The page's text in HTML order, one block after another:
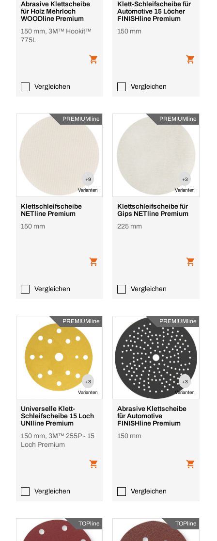
Abrasive Klettscheibe
für Holz Mehrloch
WOODline Premium
150 mm, 3M™ Hookit™
775L
Vergleichen
Klett-Schleifscheibe für
Automotive 15 Löcher
FINISHline Premium
150 mm
Vergleichen
PREMIUMline
+9
Varianten
Klettschleifscheibe
NETline Premium
150 mm
Vergleichen
PREMIUMline
+3
Varianten
Klettschleifscheibe für
Gips NETline Premium
225 mm
Vergleichen
PREMIUMline
+3
Varianten
Universelle Klett-
Schleifscheibe 15 Loch
UNIline Premium
150 mm, 3M™ 255P - 15
Loch Premium
Vergleichen
PREMIUMline
+3
Varianten
Abrasive Klettscheibe
für Automotive
FINISHline Premium
150 mm
Vergleichen
TOPline TOPline